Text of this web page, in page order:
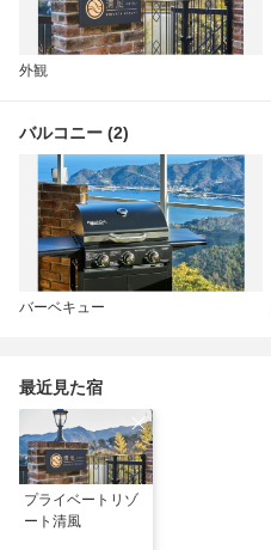
外観
バルコニー (2)
バーベキュー
最近見た宿
プライベートリゾ
ート清風